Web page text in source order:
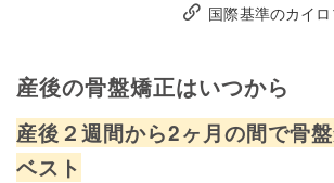
国際基準のカイ
産後の骨盤矯正はいつから
産後２週間から2ヶ月の間で骨
ベスト